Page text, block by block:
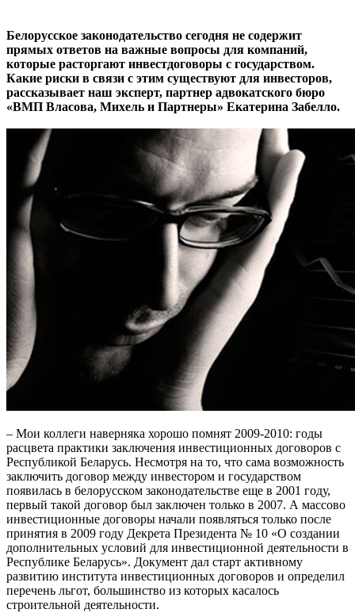
Белорусское законодательство сегодня не содержит
прямых ответов на важные вопросы для компаний,
которые расторгают инвестдоговоры с государством.
Какие риски в связи с этим существуют для инвесторов,
рассказывает наш эксперт, партнер адвокатского бюро
«ВМП Власова, Михель и Партнеры» Екатерина Забелло.
– Мои коллеги наверняка хорошо помнят 2009-2010: годы
расцвета практики заключения инвестиционных договоров с
Республикой Беларусь. Несмотря на то, что сама возможность
заключить договор между инвестором и государством
появилась в белорусском законодательстве еще в 2001 году,
первый такой договор был заключен только в 2007. А массово
инвестиционные договоры начали появляться только после
принятия в 2009 году Декрета Президента № 10 «О создании
дополнительных условий для инвестиционной деятельности в
Республике Беларусь». Документ дал старт активному
развитию института инвестиционных договоров и определил
перечень льгот, большинство из которых касалось
строительной деятельности.